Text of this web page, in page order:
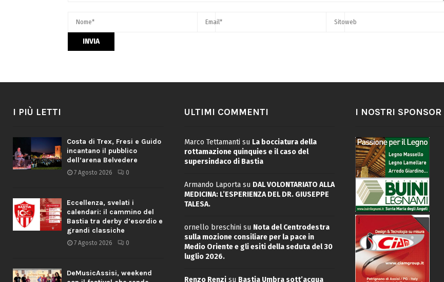
I PIÙ LETTI
Costa di Trex, Fresi e Guido
incantano il pubblico
dell’arena Belvedere
7 Agosto 2026 0
Eccellenza, svelati i
calendari: il cammino del
Bastia tra derby d’esordio e
grandi classiche
7 Agosto 2026 0
DeMusicAssisi, weekend
ULTIMI COMMENTI
Marco Tettamanti su La bocciatura della
rottamazione quinquies e il caso del
supersindaco di Bastia
Armando Laportasu DAL VOLONTARIATO ALLA
MEDICINA: L’ESPERIENZA DEL DR. GIUSEPPE
TALESA.
ornello breschini su Nota del Centrodestra
sulla mozione consiliare per la pace in
Medio Oriente e gli esiti della seduta del 30
luglio 2026.
Renzo Renzisu Bastia Umbra sott’acqua
I NOSTRI SPONSOR